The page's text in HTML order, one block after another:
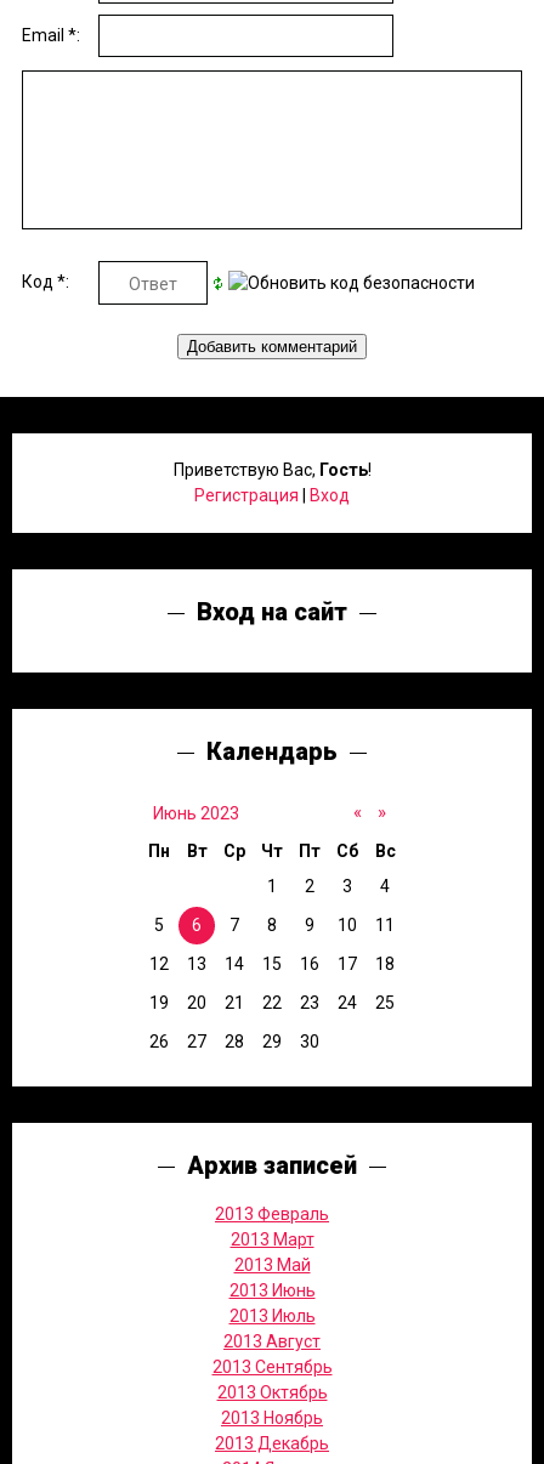
Email *:
Код *:
Приветствую Вас, Гость!
Регистрация
Вход
Вход на сайт
Календарь
«
Июнь 2023 »
Пн Вт Ср Чт Пт Сб
Вс
1
2 3
4
5
6 7 8 9 10
11
12
13 14 15 16 17
18
19
20 21 22 23 24
25
26
27 28 29 30
Архив записей
2013 Февраль
2013 Март
2013 Май
2013 Июнь
2013 Июль
2013 Август
2013 Сентябрь
2013 Октябрь
2013 Ноябрь
2013 Декабрь